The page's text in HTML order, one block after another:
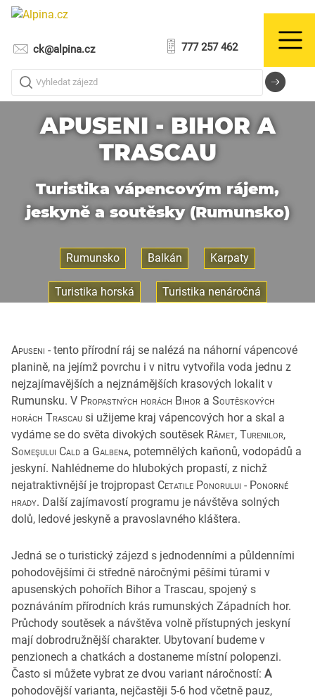
ck@alpina.cz 777 257 462
Vyhledat zájezd
APUSENI - BIHOR A
TRASCAU
Turistika vápencovým rájem,
jeskyně a soutěsky (Rumunsko)
Rumunsko Balkán Karpaty
Turistika horská Turistika nenáročná
Apuseni - tento přírodní ráj se nalézá na náhorní vápencové
planině, na jejímž povrchu i v nitru vytvořila voda jednu z
nejzajímavějších a nejznámějších krasových lokalit v
Rumunsku. V Propastných horách Bihor a Soutěskových
horách Trascau si užijeme kraj vápencových hor a skal a
vydáme se do světa divokých soutěsek Râmet, Turenilor,
Someşului Cald a Galbena, potemnělých kaňonů, vodopádů a
jeskyní. Nahlédneme do hlubokých propastí, z nichž
nejatraktivnější je trojpropast Cetatile Ponorului - Ponorné
hrady. Další zajímavostí programu je návštěva solných
dolů, ledové jeskyně a pravoslavného kláštera.
Jedná se o turistický zájezd s jednodenními a půldenními
pohodovějšími či středně náročnými pěšími túrami v
apusenských pohořích Bihor a Trascau, spojený s
poznáváním přírodních krás rumunských Západních hor.
Průchody soutěsek a návštěva volně přístupných jeskyní
mají dobrodružnější charakter. Ubytovaní budeme v
penzionech a chatkách a dostaneme místní polopenzi.
Často si můžete vybrat ze dvou variant náročností: A
pohodovější varianta, nejčastěji 5-6 hod včetně pauz,